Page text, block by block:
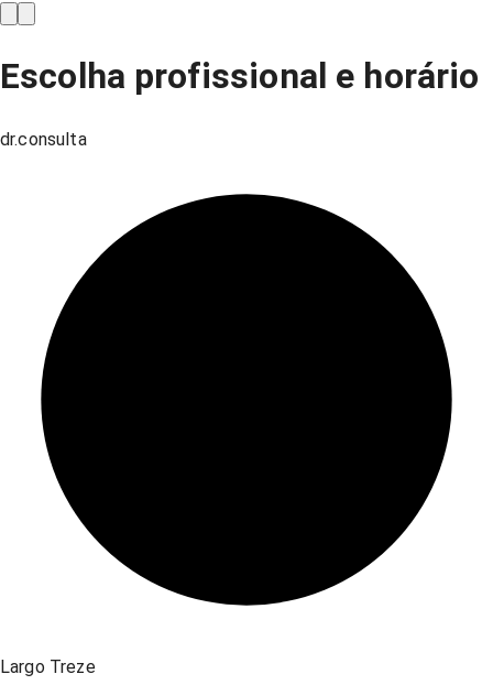
Escolha profissional e horário
dr.consulta
Largo Treze